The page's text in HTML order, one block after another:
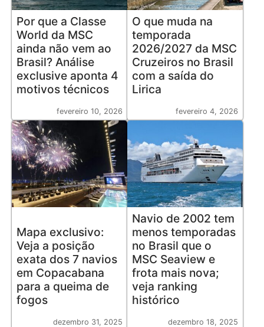
Por que a Classe
World da MSC
ainda não vem ao
Brasil? Análise
exclusive aponta 4
motivos técnicos
fevereiro 10, 2026
O que muda na
temporada
2026/2027 da MSC
Cruzeiros no Brasil
com a saída do
Lirica
fevereiro 4, 2026
Mapa exclusivo:
Veja a posição
exata dos 7 navios
em Copacabana
para a queima de
fogos
dezembro 31, 2025
Navio de 2002 tem
menos temporadas
no Brasil que o
MSC Seaview e
frota mais nova;
veja ranking
histórico
dezembro 18, 2025